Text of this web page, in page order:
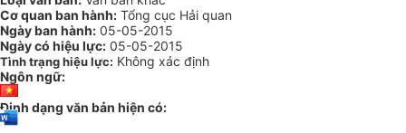
Cơ quan ban hành: Tổng cục Hải quan
Ngày ban hành: 05-05-2015
Ngày có hiệu lực: 05-05-2015
Tình trạng hiệu lực: Không xác định
Ngôn ngữ:
Định dạng văn bản hiện có: